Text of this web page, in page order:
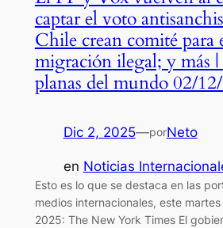
captar el voto
Chile crean comité para
migración ilegal; y más |
planas del mundo 02/
Dic 2, 2025—porNeto
en Noticias
Esto es lo que se destaca en las
medios internacionales, este
2025: The New York Times El